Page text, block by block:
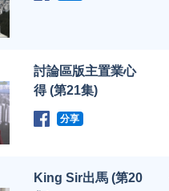
討論區版主置業心
得 (第21集)
分享
King Sir出馬 (第20